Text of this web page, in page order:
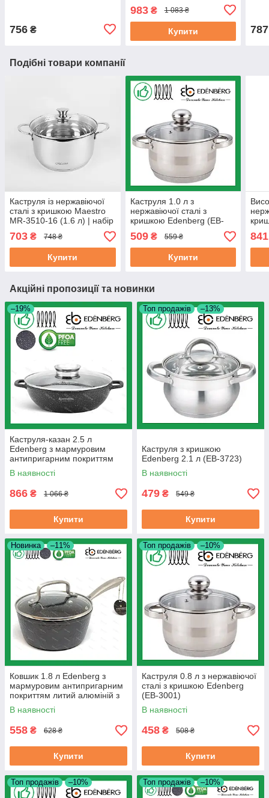
756 ₴
алюмінію (EB-3973)
983₴ 1 083 ₴
Купити 787
Подібні товари компанії
Каструля із нержавіючої
сталі з кришкою Maestro
MR-3510-16 (1.6 л) | набір
посуду Маестро | каструлі
Маестро
703 ₴ 748 ₴
Купити
Каструля 1.0 л з
нержавіючої сталі з
кришкою Edenberg (EB-
3002)
509₴ 559 ₴
Купити
841
Акційні пропозиції та новинки
–19%
Каструля-казан 2.5 л
Edenberg з мармуровим
антипригарним покриттям
литий алюміній 24 см (EB-
8159)
В наявності
866 ₴ 1 066 ₴
Купити
Топ продажів –13%
Каструля з кришкою
Edenberg 2.1 л (EB-3723)
В наявності
479 ₴ 549 ₴
Купити
Новинка –11%
Ковшик 1.8 л Edenberg з
мармуровим антипригарним
покриттям литий алюміній з
кришкою 18 см (EB-3674)
В наявності
558 ₴ 628 ₴
Купити
Топ продажів –10%
Каструля 0.8 л з нержавіючої
сталі з кришкою Edenberg
(EB-3001)
В наявності
458 ₴ 508 ₴
Купити
Топ продажів –10% Топ продажів –10%